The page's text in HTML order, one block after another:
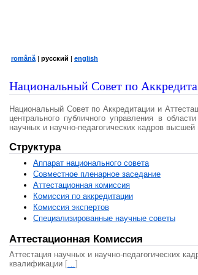
română | русский | english
Национальный Совет по
Национальный Совет по Аккредитации и
центрального публичного управления в
научных и научно-педагогических кадров
Структура
Аппарат национального совета
Совместное пленарное заседание
Аттестационная комисcия
Комиссия по аккредитации
Комиссия экспертов
Специализированные научные советы
Аттестационная Комиссия
Аттестация научных и научно-педагогических
квалификации […]